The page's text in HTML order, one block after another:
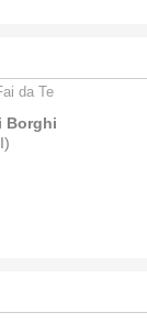
da Te
Borghi